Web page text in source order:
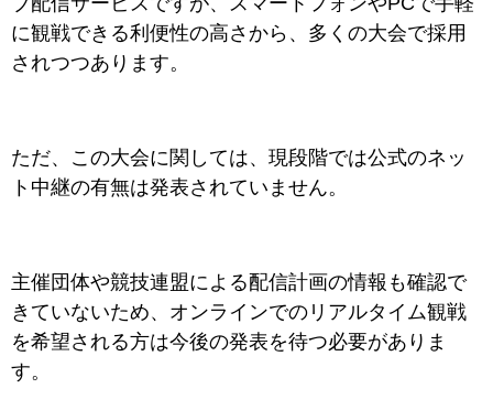
に観戦できる利便性の高さから、多くの大会で採用
されつつあります。
ただ、この大会に関しては、現段階では公式のネッ
ト中継の有無は発表されていません。
主催団体や競技連盟による配信計画の情報も確認で
きていないため、オンラインでのリアルタイム観戦
を希望される方は今後の発表を待つ必要がありま
す。